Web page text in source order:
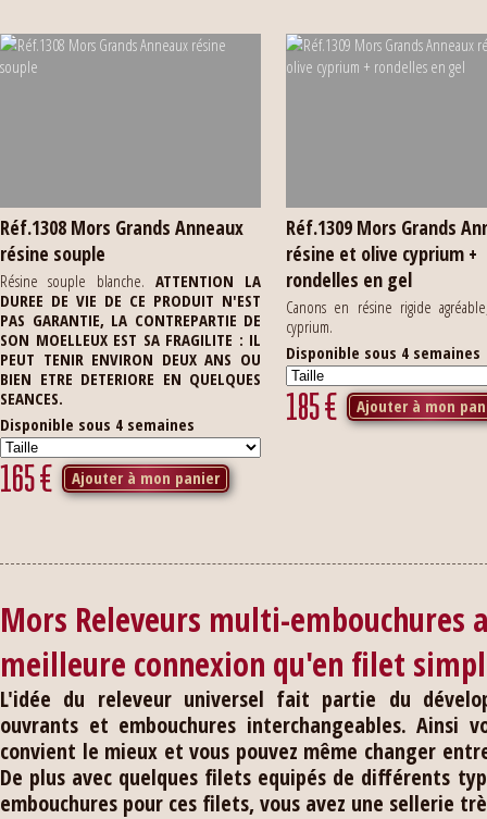
Réf.1308 Mors Grands Anneaux
résine souple
Résine souple blanche. ATTENTION LA
DUREE DE VIE DE CE PRODUIT N'EST
PAS GARANTIE, LA CONTREPARTIE DE
SON MOELLEUX EST SA FRAGILITE : IL
PEUT TENIR ENVIRON DEUX ANS OU
BIEN ETRE DETERIORE EN QUELQUES
SEANCES.
Disponible sous 4 semaines
165€ Ajouter à mon panier
Réf.1309 Mors Grands
résine et olive cyprium +
rondelles en gel
Canons en résine rigide
cyprium.
Disponible sous 4 semaines
185€ Ajouter à mon
Mors Releveurs multi-embouchures
meilleure connexion qu'en filet
L'idée du releveur universel fait partie du
ouvrants et embouchures interchangeables. Ainsi
convient le mieux et vous pouvez même changer
De plus avec quelques filets equipés de différents
embouchures pour ces filets, vous avez une sellerie